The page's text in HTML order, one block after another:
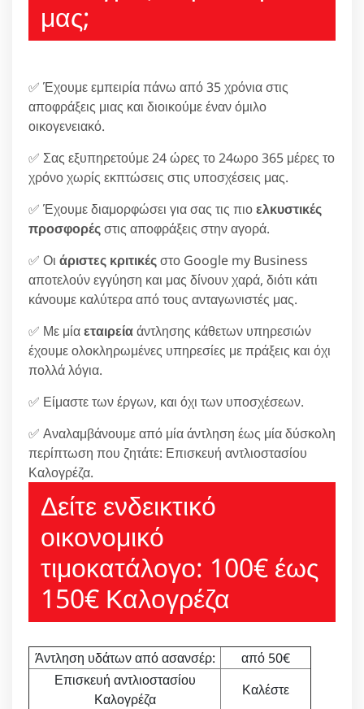
μας;
✅ Έχουμε εμπειρία πάνω από 35 χρόνια στις
αποφράξεις μιας και διοικούμε έναν όμιλο
οικογενειακό.
✅ Σας εξυπηρετούμε 24 ώρες το 24ωρο 365 μέρες το
χρόνο χωρίς εκπτώσεις στις υποσχέσεις μας.
✅ Έχουμε διαμορφώσει για σας τις πιοελκυστικές
προσφορέςστις αποφράξεις στην αγορά.
✅ Οι άριστες κριτικέςστο Google my Business
αποτελούν εγγύηση και μας δίνουν χαρά, διότι κάτι
κάνουμε καλύτερα από τους ανταγωνιστές μας.
✅ Με μίαεταιρείαάντλησης κάθετων υπηρεσιών
έχουμε ολοκληρωμένες υπηρεσίες με πράξεις και όχι
πολλά λόγια.
✅ Είμαστε των έργων, και όχι των υποσχέσεων.
✅ Αναλαμβάνουμε από μία άντληση έως μία δύσκολη
περίπτωση που ζητάτε: Επισκευή αντλιοστασίου
Καλογρέζα.
Δείτε ενδεικτικό
οικονομικό
τιμοκατάλογο: 100€ έως
150€ Καλογρέζα
Άντληση υδάτων από ασανσέρ:
από 50€
Επισκευή αντλιοστασίου
Καλογρέζα
Καλέστε